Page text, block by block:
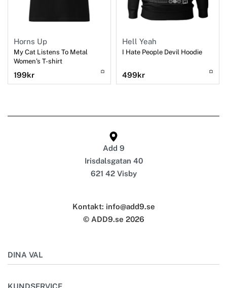
Horns Up
My Cat Listens To Metal
Women’s T-shirt
199kr
Hell Yeah
I Hate People Devil Hoodie
499kr
Add 9
Irisdalsgatan 40
621 42 Visby
Kontakt: info@add9.se
© ADD9.se 2026
DINA VAL
Mitt konto